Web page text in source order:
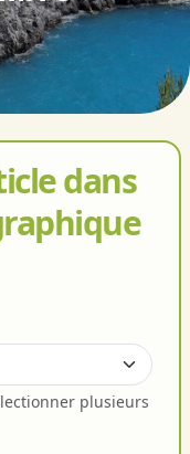
dans
plusieurs